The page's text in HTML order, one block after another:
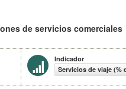
de servicios comerciales
Indicador
Servicios de viaje (%